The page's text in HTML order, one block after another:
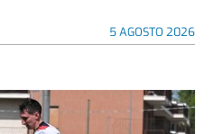
5 AGOSTO 2026